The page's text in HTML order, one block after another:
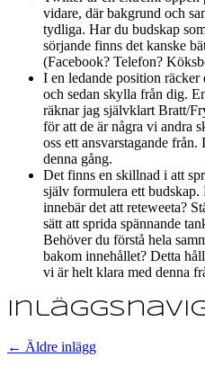
vidare, där bakgrund och
tydliga. Har du budskap
sörjande finns det kanske
(Facebook? Telefon?
I en ledande position räcker
och sedan skylla från dig.
räknar jag självklart Bratt/
för att de är några vi andra
oss ett ansvarstagande
denna gång.
Det finns en skillnad i att
själv formulera ett
innebär det att reteweeta?
sätt att sprida spännande
Behöver du förstå hela
bakom innehållet? Detta
vi är helt klara med denna
← Äldre inlägg